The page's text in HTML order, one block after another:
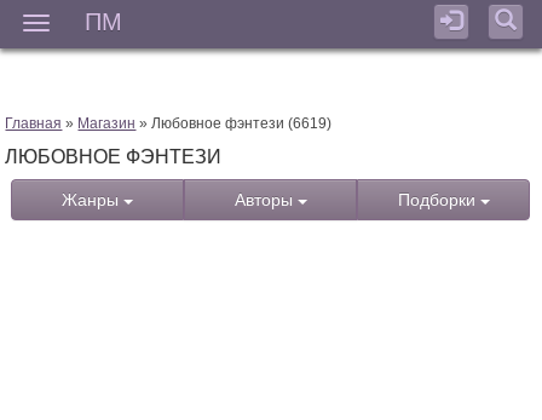
ПМ
Главная » Магазин » Любовное фэнтези (6619)
ЛЮБОВНОЕ ФЭНТЕЗИ
Жанры Авторы Подборки